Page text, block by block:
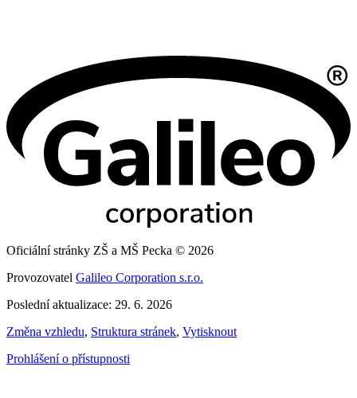
Oficiální stránky ZŠ a MŠ Pecka © 2026
Provozovatel Galileo Corporation s.r.o.
Poslední aktualizace: 29. 6. 2026
Změna vzhledu, Struktura stránek, Vytisknout
Prohlášení o přístupnosti